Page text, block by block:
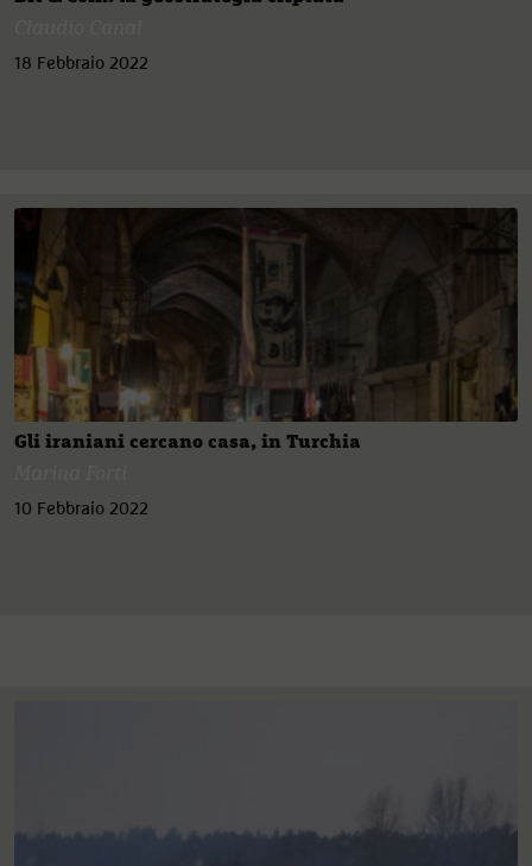
18 Febbraio 2022
Gli iraniani cercano casa, in Turchia
10 Febbraio 2022